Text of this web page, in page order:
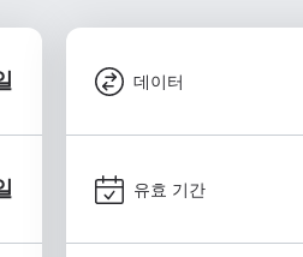
데이터
유효 기간